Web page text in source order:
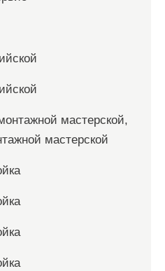
мастерской,
мастерской